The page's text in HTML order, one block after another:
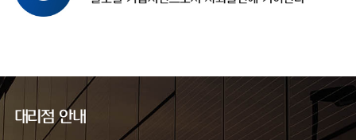
대리점 안내